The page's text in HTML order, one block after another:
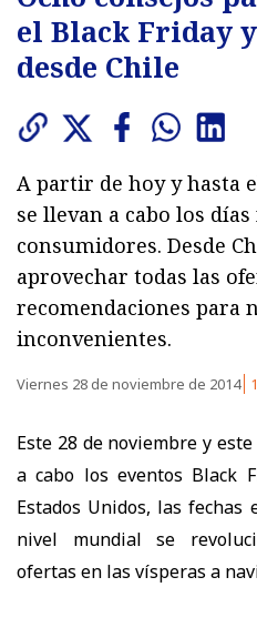
el Black Friday
desde Chile
A partir de hoy y hasta
se llevan a cabo los
consumidores. Desde
aprovechar todas las
recomendaciones para
inconvenientes.
Viernes 28 de noviembre de 2014
Este 28 de noviembre y
a cabo los eventos Black
Estados Unidos, las fechas
nivel mundial se
ofertas en las vísperas a